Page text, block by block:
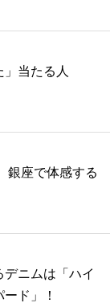
」当たる人
銀座で体感する
ニムは「ハイ
ド」！